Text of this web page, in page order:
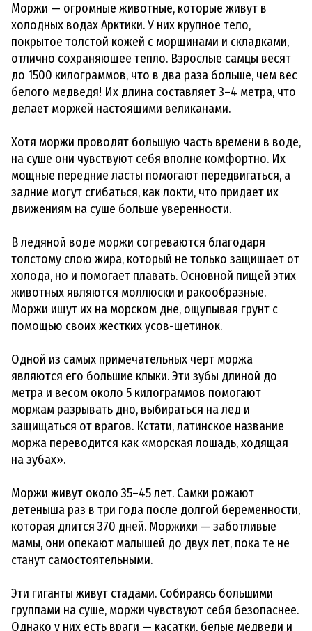
Моржи — огромные животные, которые живут в
холодных водах Арктики. У них крупное тело,
покрытое толстой кожей с морщинами и складками,
отлично сохраняющее тепло. Взрослые самцы весят
до 1500 килограммов, что в два раза больше, чем вес
белого медведя! Их длина составляет 3–4 метра, что
делает моржей настоящими великанами.
Хотя моржи проводят большую часть времени в воде,
на суше они чувствуют себя вполне комфортно. Их
мощные передние ласты помогают передвигаться, а
задние могут сгибаться, как локти, что придает их
движениям на суше больше уверенности.
В ледяной воде моржи согреваются благодаря
толстому слою жира, который не только защищает от
холода, но и помогает плавать. Основной пищей этих
животных являются моллюски и ракообразные.
Моржи ищут их на морском дне, ощупывая грунт с
помощью своих жестких усов-щетинок.
Одной из самых примечательных черт моржа
являются его большие клыки. Эти зубы длиной до
метра и весом около 5 килограммов помогают
моржам разрывать дно, выбираться на лед и
защищаться от врагов. Кстати, латинское название
моржа переводится как «морская лошадь, ходящая
на зубах».
Моржи живут около 35–45 лет. Самки рожают
детеныша раз в три года после долгой беременности,
которая длится 370 дней. Моржихи — заботливые
мамы, они опекают малышей до двух лет, пока те не
станут самостоятельными.
Эти гиганты живут стадами. Собираясь большими
группами на суше, моржи чувствуют себя безопаснее.
Однако у них есть враги — касатки, белые медведи и